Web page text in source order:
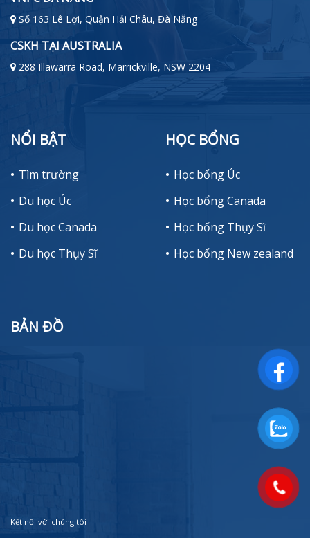
Số 163 Lê Lợi, Quận Hải Châu, Đà Nẵng
CSKH TẠI AUSTRALIA
288 Illawarra Road, Marrickville, NSW 2204
NỔI BẬT
Tìm trường
Du học Úc
Du học Canada
Du học Thụy Sĩ
HỌC BỔNG
Học bổng Úc
Học bổng Canada
Học bổng Thụy Sĩ
Học bổng New zealand
BẢN ĐỒ
Kết nối với chúng tôi